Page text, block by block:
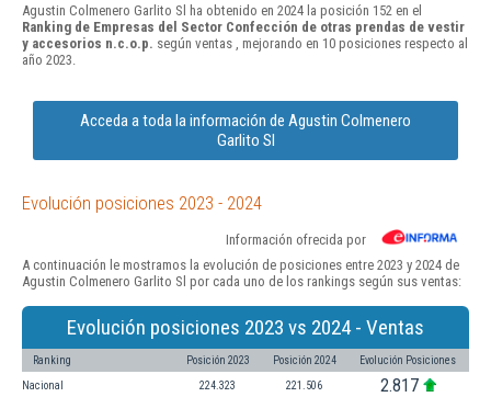
Agustin Colmenero Garlito Sl ha obtenido en 2024 la posición 152 en el
Ranking de Empresas del Sector Confección de otras prendas de vestir
y accesorios n.c.o.p. según ventas , mejorando en 10 posiciones respecto al
año 2023.
Acceda a toda la información de Agustin Colmenero
Garlito Sl
Evolución posiciones 2023 - 2024
Información ofrecida por
A continuación le mostramos la evolución de posiciones entre 2023 y 2024 de
Agustin Colmenero Garlito Sl por cada uno de los rankings según sus ventas:
Evolución posiciones 2023 vs 2024 - Ventas
Ranking Posición 2023 Posición 2024 Evolución Posiciones
Nacional 224.323 221.506 2.817